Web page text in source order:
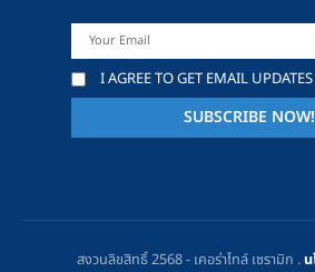
I AGREE TO GET EMAIL UPDATES
สงวนลิขสิทธิ์ 2568 - เคอร่าไทล์ เซรามิก .